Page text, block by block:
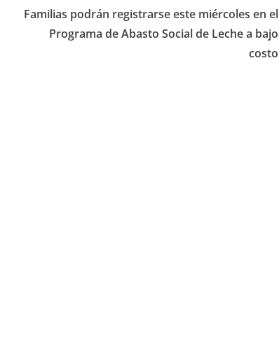
Familias podrán registrarse este miércoles en el
Programa de Abasto Social de Leche a bajo
costo